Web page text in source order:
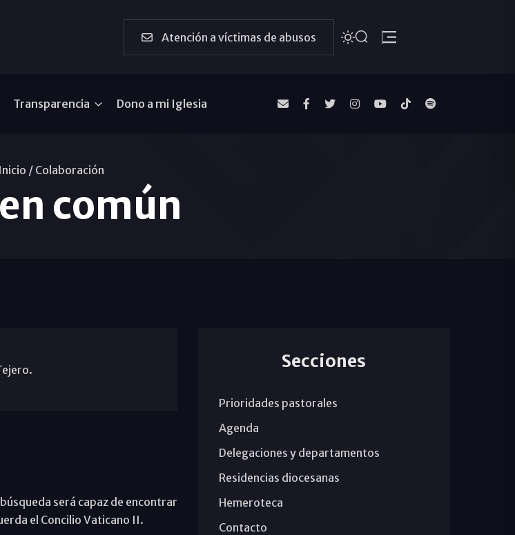
Atención a víctimas de abusos
Transparencia Dono a mi Iglesia
Inicio / Colaboración
común
será capaz de encontrar
el Concilio Vaticano II.
Secciones
Prioridades pastorales
Agenda
Delegaciones y departamentos
Residencias diocesanas
Hemeroteca
Contacto